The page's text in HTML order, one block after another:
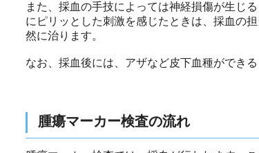
また、採血の手技によっては神経損傷が生じ
にピリッとした刺激を感じたときは、採血の
然に治ります。
なお、採血後には、アザなど皮下血種ができ
腫瘍マーカー検査の流れ